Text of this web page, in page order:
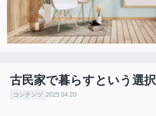
古民家で暮らすという選択
コンテンツ 2025.04.20